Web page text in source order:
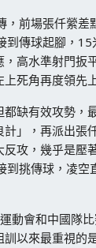
，前場張仟縈差
到傳球起腳，
，高水準射門扳
死角再度領先
缺有效攻勢，
」，再派出張
攻，幾乎是壓
到挑傳球，凌空
動會和中國隊
以來最重視的